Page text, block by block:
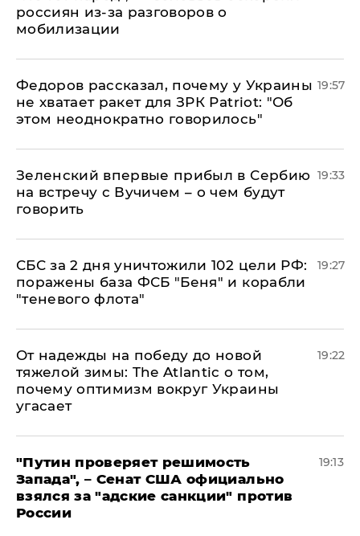
россиян из-за разговоров о
мобилизации
Федоров рассказал, почему у Украины
не хватает ракет для ЗРК Patriot: "Об
этом неоднократно говорилось"
19:57
Зеленский впервые прибыл в Сербию
на встречу с Вучичем – о чем будут
говорить
19:33
СБС за 2 дня уничтожили 102 цели РФ:
поражены база ФСБ "Беня" и корабли
"теневого флота"
19:27
От надежды на победу до новой
тяжелой зимы: The Atlantic о том,
почему оптимизм вокруг Украины
угасает
19:22
"Путин проверяет решимость
Запада", – Сенат США официально
взялся за "адские санкции" против
России
19:13